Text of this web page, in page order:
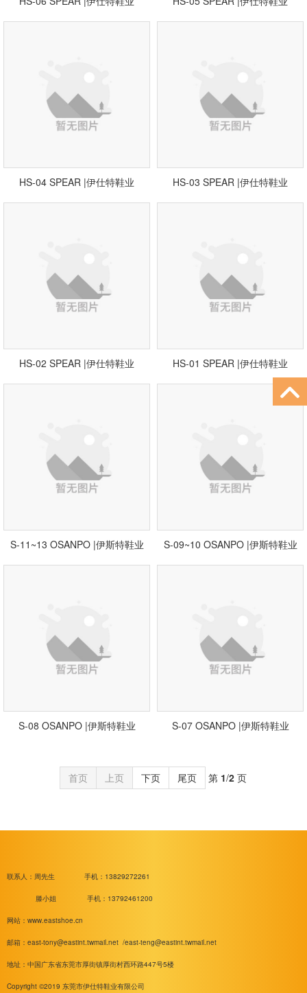
HS-04 SPEAR |伊仕特鞋业 HS-03 SPEAR |伊仕特鞋业
HS-02 SPEAR |伊仕特鞋业 HS-01 SPEAR |伊仕特鞋业
S-11~13 OSANPO |伊斯特鞋业 S-09~10 OSANPO |伊斯特鞋业
S-08 OSANPO |伊斯特鞋业 S-07 OSANPO |伊斯特鞋业
首页 上页 下页 尾页 第 1/2页
联系人：周先生 手机：13829272261
滕小姐 手机：13792461200
网站：www.eastshoe.cn
邮箱： east-tony@eastint.twmail.net /east-teng@eastint.twmail.net
地址：中国广东省东莞市厚街镇厚街村西环路447号5楼
Copyright ©2019 东莞市伊仕特鞋业有限公司